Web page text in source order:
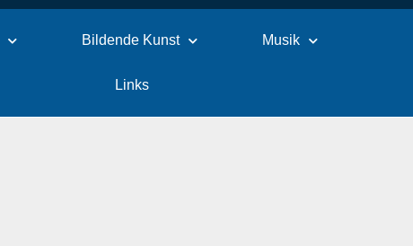
Bildende Kunst Musik
Links